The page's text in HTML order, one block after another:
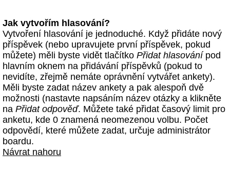
Jak vytvořím hlasování?
Vytvoření hlasování je jednoduché. Když přidáte nový
příspěvek (nebo upravujete první příspěvek, pokud
můžete) měli byste vidět tlačítko Přidat hlasovánípod
hlavním oknem na přidávání příspěvků (pokud to
nevidíte, zřejmě nemáte oprávnění vytvářet ankety).
Měli byste zadat název ankety a pak alespoň dvě
možnosti (nastavte napsáním název otázky a klikněte
na Přidat odpověď. Můžete také přidat časový limit pro
anketu, kde 0 znamená neomezenou volbu. Počet
odpovědí, které můžete zadat, určuje administrátor
boardu.
Návrat nahoru